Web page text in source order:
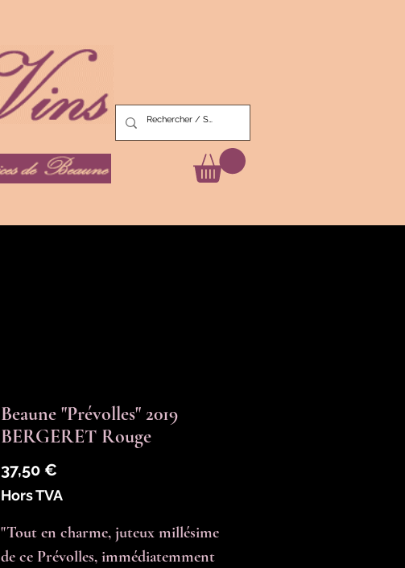
Beaune "Prévolles" 2019
BERGERET Rouge
37,50 €
Hors TVA
"Tout en charme, juteux millésime
de ce Prévolles, immédiatemment